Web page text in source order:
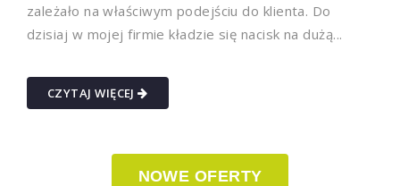
zależało na właściwym podejściu do klienta. Do
dzisiaj w mojej firmie kładzie się nacisk na dużą...
CZYTAJ WIĘCEJ
NOWE OFERTY